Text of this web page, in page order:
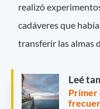
realizó
cadáveres que
transferir las almas
Leé
Primer